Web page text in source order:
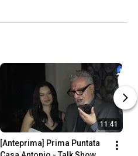
11:41
[Anteprima] Prima Puntata